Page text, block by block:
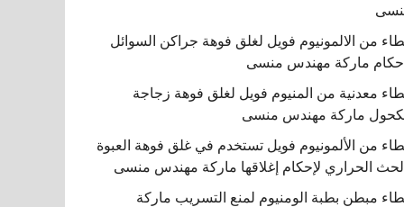
من الالمونيوم فويل لغلق فوهة جراكن السوائل
ماركة مهندس منسى
معدنية من المنيوم فويل لغلق فوهة زجاجة
ماركة مهندس منسى
من الألمونيوم فويل تستخدم في غلق فوهة العبوة
الحراري لإحكام إغلاقها ماركة مهندس منسى
مبطن بطبة الومنيوم لمنع التسريب ماركة